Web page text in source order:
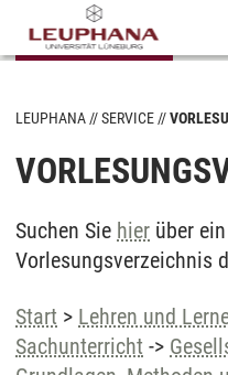
LEUPHANA SERVICE
Suchen Sie hier über
Vorlesungsverzeichnis
Start > Lehren und
Sachunterricht ->